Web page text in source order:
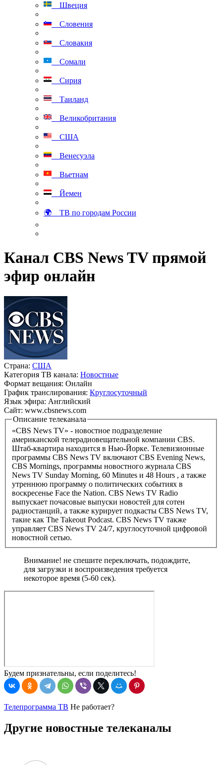
Швеция
Словения
Словакия
Сомали
Сирия
Таиланд
Великобритания
США
Венесуэла
Вьетнам
Йемен
🌍 ТВ по городам России
Канал CBS News TV прямой
эфир онлайн
Страна: США
Категория ТВ канала: Новостные
Формат вещания: Онлайн
График транслирования: Круглосуточный
Язык эфира: Английский
Сайт: www.cbsnews.com
Описание телеканала
«CBS News TV» - новостное подразделение
американской телерадиовещательной компании CBS.
Штаб-квартира находится в Нью-Йорке. Телевизионные
программы CBS News TV включают CBS Evening News,
CBS Mornings, программы новостного журнала CBS
News TV Sunday Morning, 60 Minutes и 48 Hours , а также
утреннюю программу о политических событиях в
воскресенье Face the Nation. CBS News TV Radio
выпускает почасовые выпуски новостей для сотен
радиостанций, а также курирует подкасты CBS News TV,
такие как The Takeout Podcast. CBS News TV также
управляет CBS News TV 24/7, круглосуточной цифровой
новостной сетью.
Внимание! не спешите переключать, подождите,
для загрузки и воспроизведения требуется
некоторое время (5-60 сек).
Будем признательны, если поделитесь!
Телепрограмма ТВ Не работает?
Другие новостные телеканалы